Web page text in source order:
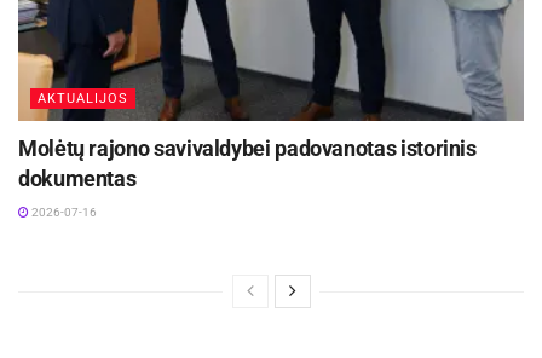
AKTUALIJOS
Molėtų rajono savivaldybei padovanotas istorinis
dokumentas
2026-07-16